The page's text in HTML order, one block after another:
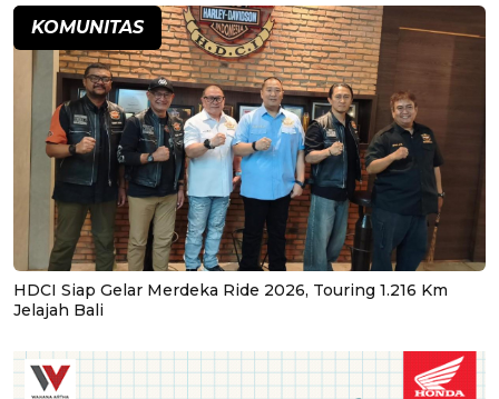
KOMUNITAS
HDCI Siap Gelar Merdeka Ride 2026, Touring 1.216 Km
Jelajah Bali